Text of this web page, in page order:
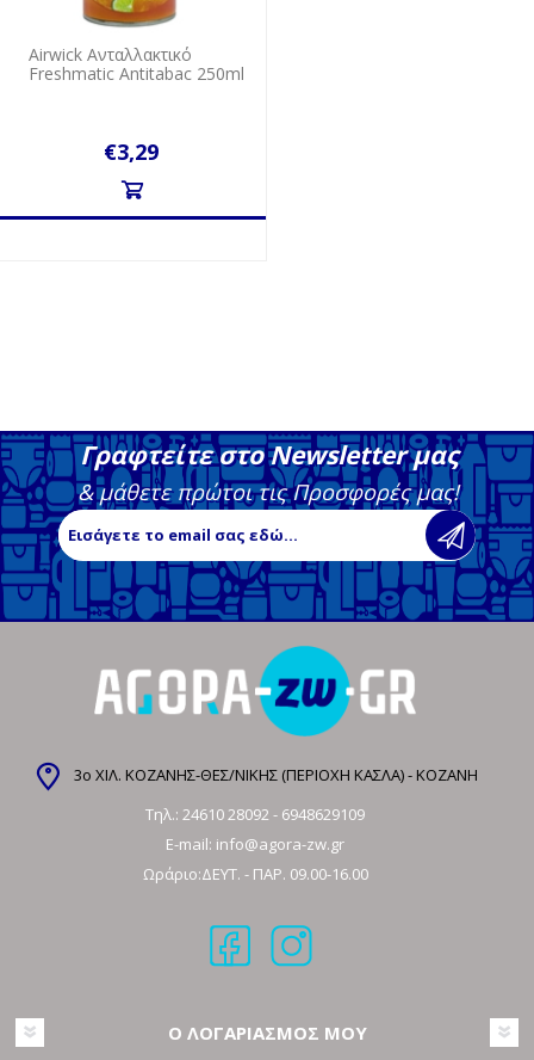
Airwick Ανταλλακτικό
Freshmatic Antitabac 250ml
€3,29
Γραφτείτε στο Newsletter μας
& μάθετε πρώτοι τις Προσφορές μας!
3ο ΧΙΛ. ΚΟΖΑΝΗΣ-ΘΕΣ/ΝΙΚΗΣ (ΠΕΡΙΟΧΗ ΚΑΣΛΑ) - ΚΟΖΑΝΗ
Τηλ.: 24610 28092 - 6948629109
E-mail: info@agora-zw.gr
Ωράριο:ΔΕΥΤ. - ΠΑΡ. 09.00-16.00
Ο ΛΟΓΑΡΙΑΣΜΟΣ ΜΟΥ